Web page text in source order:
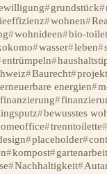
grundstück
wohnen
wohnideen bio-
wasser leben
entrümpeln
Baurecht
erneuerbare energien
bewusstes
trenntoilette
placeholder
kompost gartenarbeit
Nachhaltigkeit